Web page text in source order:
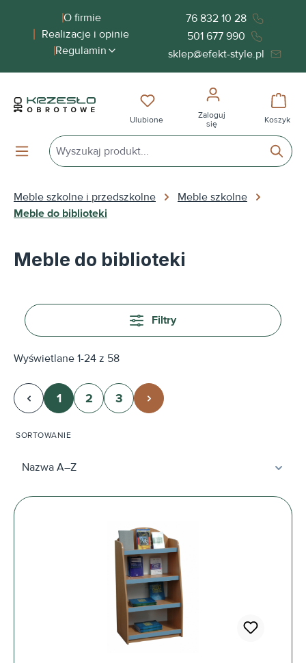
zawartościO firmie
Realizacje i opinie
Regulamin
76 832 10 28
501 677 990
sklep@efekt-style.pl
Masz 0 przedmioty na liście
Ulubione
Zaloguj
się
Koszyk
Meble szkolne i przedszkolne
Meble szkolne
Meble do biblioteki
Meble do biblioteki
Filtry
Wyświetlane 1-24 z 58
Strona
1 Strona
2 Strona
3
SORTOWANIE